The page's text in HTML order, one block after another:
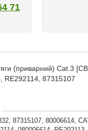
71
(приварний) Cat.3
RE292114, 87315107
87315107, 80006614,